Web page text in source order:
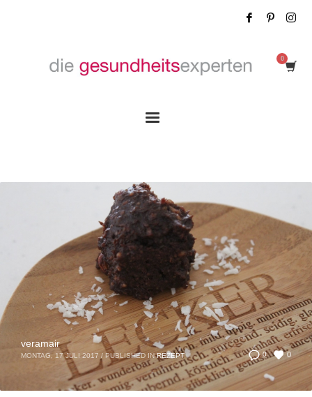
0 0
veramair
MONTAG, 17 JULI 2017 / PUBLISHED IN REZEPT